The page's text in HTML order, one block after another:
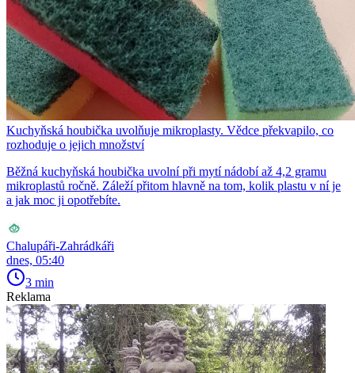
Kuchyňská houbička uvolňuje mikroplasty. Vědce překvapilo, co
rozhoduje o jejich množství
Běžná kuchyňská houbička uvolní při mytí nádobí až 4,2 gramu
mikroplastů ročně. Záleží přitom hlavně na tom, kolik plastu v ní je
a jak moc ji opotřebíte.
Chalupáři-Zahrádkáři
dnes, 05:40
3 min
Reklama